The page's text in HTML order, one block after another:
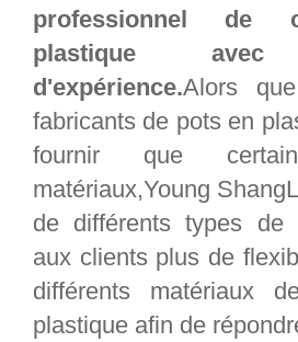
professionnel de
plastique
d'expérience.Alors
fabricants de pots en
fournir que
matériaux,Young
de différents types de
aux clients plus de
différents matériaux
plastique afin de